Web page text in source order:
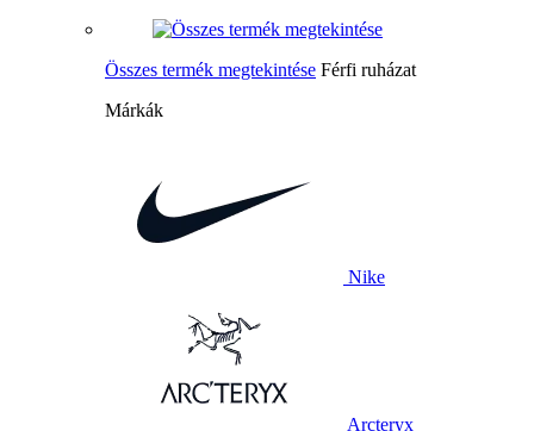
Összes termék megtekintése Férfi ruházat
Márkák
Nike
Arcteryx